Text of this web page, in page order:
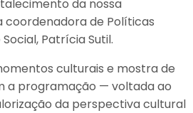
da nossa
coordenadora de Políticas
Patrícia Sutil.
culturais e mostra de
a programação — voltada ao
da perspectiva cultural